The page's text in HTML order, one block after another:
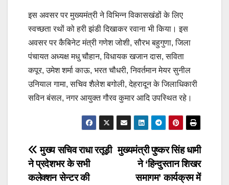
इस अवसर पर मुख्यमंत्री ने विभिन्न विकासखंडों के लिए
स्वच्छता रथों को हरी झंडी दिखाकर रवाना भी किया। इस
अवसर पर कैबिनेट मंत्री गणेश जोशी, सौरभ बहुगुणा, जिला
पंचायत अध्यक्ष मधु चौहान, विधायक खजान दास, सविता
कपूर, उमेश शर्मा काऊ, भरत चौधरी, निवर्तमान मेयर सुनील
उनियाल गामा, सचिव शैलेश बगोली, देहरादून के जिलाधिकारी
सविन बंसल, नगर आयुक्त गौरव कुमार आदि उपस्थित रहे।
Post
navigation
मुख्यमंत्री पुष्कर सिंह धामी
ने ‘हिन्दुस्तान शिखर
समागम’ कार्यक्रम में
मुख्य सचिव राधा रतूड़ी
ने प्रदेशभर के सभी
कलेक्शन सेन्टर की